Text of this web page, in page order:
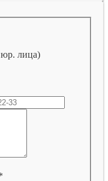
юр. лица)